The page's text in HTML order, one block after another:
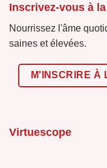
Inscrivez-vous à
Nourrissez l'âme
saines et élevées.
M'INSCRIRE À
Virtuescope